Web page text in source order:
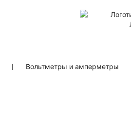
❘ Вольтметры и амперметры